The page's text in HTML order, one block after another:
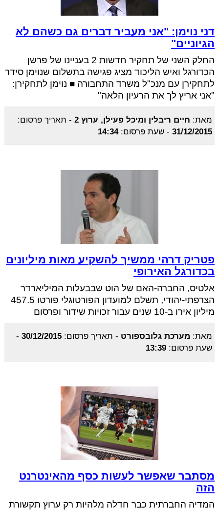
דני נוימן: "אני מעביר דברים גם כשהם לא
הגיוניים"
החלק השני של תחקיר חדשות 2 בעניינו של פרשן
הכדורגל ואיש הליכוד מציג פגישה בתשלום שנוימן סידר
לתחקירן עם מנכ"ל משרד התחבורה ■ נוימן לתחקירן:
"אני אריץ לך את הרעיון הלאה"
מאת: חיים ריבלין ומיכל פעילן, ערוץ 2 - תאריך פרסום:
31/12/2015
- שעת פרסום:14:34
פטריק דרהי ממשיך להשקיע מאות מיליונים
בכדורגל האירופי
אלטיס, החברה-האם של הוט שבבעלות המיליארדר
הצרפתי-יהודי, תשלם למועדון הפורטוגלי פורטו 457.5
מיליון אירו ב-10 שנים עבור זכויות שידור ופרסום
מאת: מערכת גלובספורט - תאריך פרסום: 30/12/2015
-
שעת פרסום: 13:39
מסתבר שאפשר לעשות כסף מהאינטרנט
הזה
המדיה החברתית כבר חדלה מלהיות רק ערוץ תקשורת